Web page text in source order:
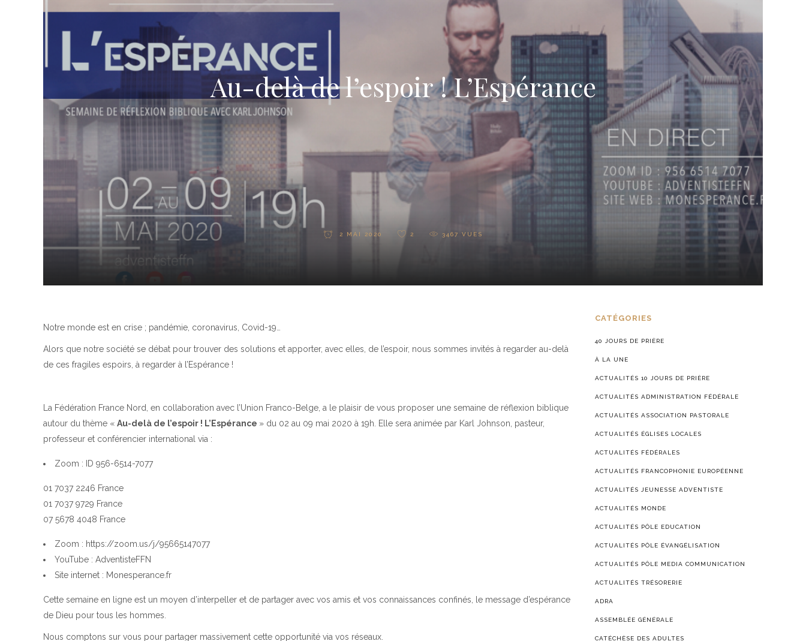
ÉGLISES EN LIGNE (VIDÉO)
NOS VALEURS & NOS CROYANCES
Au-delà de l’espoir ! L’Espérance
2 MAI 2020 2 3467 VUES
Notre monde est en crise ; pandémie, coronavirus, Covid-19…
Alors que notre société se débat pour trouver des solutions et apporter, avec elles, de l’espoir, nous sommes invités à regarder au-delà
de ces fragiles espoirs, à regarder à l’Espérance !
La Fédération France Nord, en collaboration avec l’Union Franco-Belge, a le plaisir de vous proposer une semaine de réflexion biblique
autour du thème « Au-delà de l’espoir ! L’Espérance » du 02 au 09 mai 2020 à 19h. Elle sera animée par Karl Johnson, pasteur,
professeur et conférencier international via :
Zoom : ID 956-6514-7077
01 7037 2246 France
01 7037 9729 France
07 5678 4048 France
Zoom : https://zoom.us/j/95665147077
YouTube : AdventisteFFN
Site internet : Monesperance.fr
Cette semaine en ligne est un moyen d’interpeller et de partager avec vos amis et vos connaissances confinés, le message d’espérance
de Dieu pour tous les hommes.
Nous comptons sur vous pour partager massivement cette opportunité via vos réseaux.
CATÉGORIES
40 JOURS DE PRIÈRE
À LA UNE
ACTUALITÉS 10 JOURS DE PRIÈRE
ACTUALITÉS ADMINISTRATION FÉDÉRALE
ACTUALITÉS ASSOCIATION PASTORALE
ACTUALITÉS ÉGLISES LOCALES
ACTUALITÉS FÉDÉRALES
ACTUALITÉS FRANCOPHONIE EUROPÉENNE
ACTUALITÉS JEUNESSE ADVENTISTE
ACTUALITÉS MONDE
ACTUALITÉS PÔLE EDUCATION
ACTUALITÉS PÔLE ÉVANGÉLISATION
ACTUALITÉS PÔLE MEDIA COMMUNICATION
ACTUALITÉS TRÉSORERIE
ADRA
ASSEMBLÉE GÉNÉRALE
CATÉCHÈSE DES ADULTES